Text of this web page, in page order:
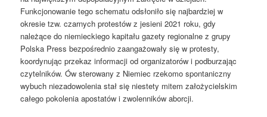
Funkcjonowanie tego schematu odsłoniło się najbardziej w
okresie tzw. czarnych protestów z jesieni 2021 roku, gdy
należące do niemieckiego kapitału gazety regionalne z grupy
Polska Press bezpośrednio zaangażowały się w protesty,
koordynując przekaz informacji od organizatorów i podburzając
czytelników. Ów sterowany z Niemiec rzekomo spontaniczny
wybuch niezadowolenia stał się niestety mitem założycielskim
całego pokolenia apostatów i zwolenników aborcji.